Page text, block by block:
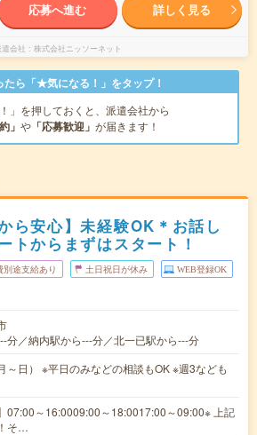
応募へ進む 詳しく見る
会社 株式会社ニッソーネット
たら「★気になる！」をタップ！
！」を押しておくと、派遣会社から
」 や 「応募歓迎」 が届きます！
ら安心】未経験OK＊お話し
トからまずはスタート！
別途支給あり 土日祝日が休み WEB登録OK
分／納内駅から---分／北一已駅から---分
～日） ※平日のみなどの相談もOK ※週3なども
07:00～16:0009:00～18:0017:00～09:00※ 上記
そ…